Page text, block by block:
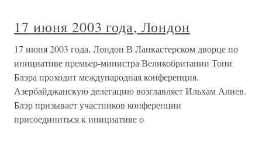
17 июня 2003 года, Лондон
17 июня 2003 года, Лондон В Ланкастерском дворце по
инициативе премьер-министра Великобритании Тони
Блэра проходит международная конференция.
Азербайджанскую делегацию возглавляет Ильхам Алиев.
Блэр призывает участников конференции
присоединиться к инициативе о